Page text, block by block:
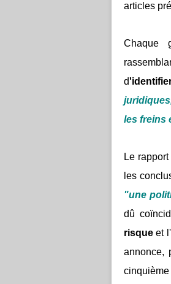
articles
Chaque
d
les freins
Le
les
"une
dû
risque et
annonce,